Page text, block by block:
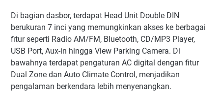
Di bagian dasbor, terdapat Head Unit Double DIN
berukuran 7 inci yang memungkinkan akses ke berbagai
fitur seperti Radio AM/FM, Bluetooth, CD/MP3 Player,
USB Port, Aux-in hingga View Parking Camera. Di
bawahnya terdapat pengaturan AC digital dengan fitur
Dual Zone dan Auto Climate Control, menjadikan
pengalaman berkendara lebih menyenangkan.